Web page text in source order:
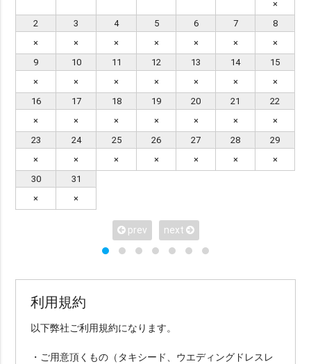
×
2
3 4 5 6 7
8
×
× × × × ×
×
9
10 11 12 13 14
15
×
× × × × ×
×
16
17 18 19 20 21
22
×
× × × × ×
×
23
24 25 26 27 28
29
×
× × × × ×
×
30
31
×
×
prev next
利用規約
以下弊社ご利用規約になります。
・ご用意頂くもの（タキシード、ウエディングドレスレ
ドレス・タキシード付き（オプションも含む）
ドレス・タキシード持ち込み可 和装 琉装
衣装のみ
ヘアメイクで選ぶ
ヘアメイクあり（オプション含む） ヘアメイクなし
データ納品数で選ぶ
50〜100カット
撮影地数で選ぶ
撮影地1か所 撮影地2か所
撮影地4か所以上